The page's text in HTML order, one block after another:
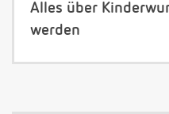
Alles über
werden